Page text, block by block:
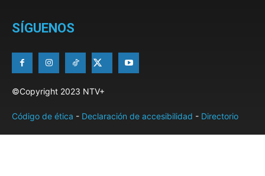
SÍGUENOS
©Copyright 2023 NTV+
Código de ética - Declaración de accesibilidad - Directorio